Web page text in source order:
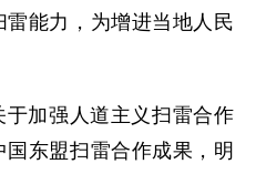
能力，为增进当地人民
于加强人道主义扫雷合作
国东盟扫雷合作成果，明